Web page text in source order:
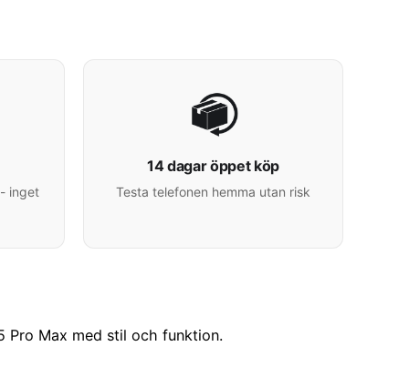
inget
14 dagar öppet köp
Testa telefonen hemma utan risk
Pro Max med stil och funktion.